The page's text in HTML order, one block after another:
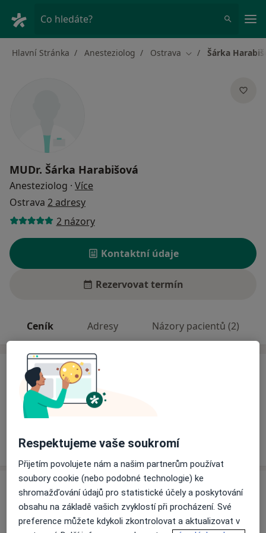
Co hledáte?
Hlavní Stránka Anesteziolog Ostrava Změna města
Šárka
MUDr. Šárka Harabišová
Anesteziolog · Více
Ostrava 2 adresy
2 názory
Kontaktní údaje
Rezervovat termín
Ceník Adresy Názory pacientů (2)
Ceník
Informace o službách a cenách nejsou k dispozici
Tento specialista ještě nepřidával žádné informace o
Adresy (2)
Adresa 1 Adresa 2
Respektujeme vaše soukromí
Přijetím povolujete nám a našim partnerům používat
soubory cookie (nebo podobné technologie) ke
shromažďování údajů pro statistické účely a poskytování
obsahu na základě vašich zvyklostí při procházení. Své
preference můžete kdykoli zkontrolovat a aktualizovat v